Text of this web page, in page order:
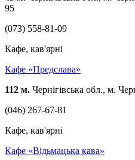
95
(073) 558-81-09
Кафе, кав'ярні
Кафе «Предслава»
112 м. Чернігівська обл., м.
(046) 267-67-81
Кафе, кав'ярні
Кафе «Відьмацька кава»